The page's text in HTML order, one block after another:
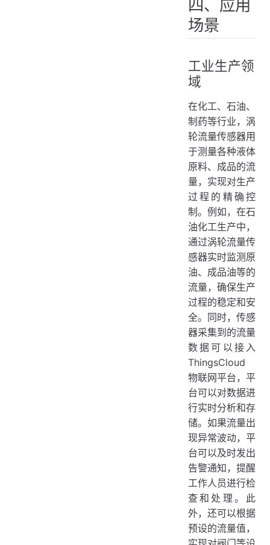
四、应用
场景
工业生产领
域
在化工、石油、
制药等行业，涡
轮流量传感器用
于测量各种液体
原料、成品的流
量，实现对生产
过程的精确控
制。例如，在石
油化工生产中，
通过涡轮流量传
感器实时监测原
油、成品油等的
流量，确保生产
过程的稳定和安
全。同时，传感
器采集到的流量
数据可以接入
ThingsCloud
物联网平台，平
台可以对数据进
行实时分析和存
储。如果流量出
现异常波动，平
台可以及时发出
告警通知，提醒
工作人员进行检
查和处理。此
外，还可以根据
预设的流量值，